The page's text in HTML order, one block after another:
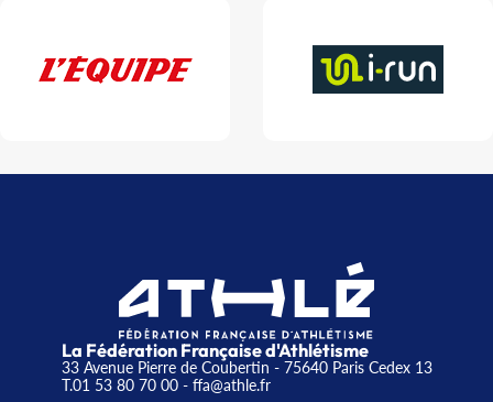
La Fédération Française d'Athlétisme
33 Avenue Pierre de Coubertin - 75640 Paris Cedex 13
T.01 53 80 70 00- ffa@athle.fr